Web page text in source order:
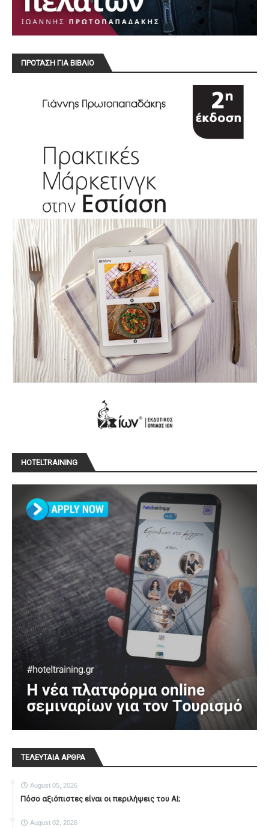
ΠΡΟΤΑΣΗ ΓΙΑ ΒΙΒΛΙΟ
HOTELTRAINING
ΤΕΛΕΥΤΑΙΑ ΑΡΘΡΑ
August 05, 2026
Πόσο αξιόπιστες είναι οι περιλήψεις του ΑΙ;
August 02, 2026